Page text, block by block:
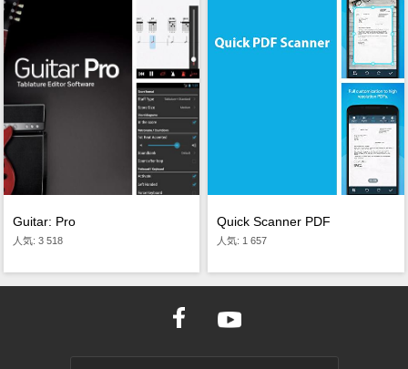
Guitar: Pro
人気: 3 518
Quick Scanner PDF
人気: 1 657